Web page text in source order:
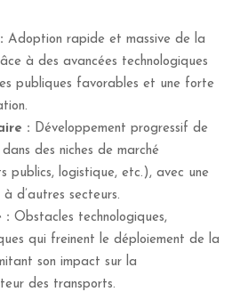
Adoption rapide et massive de la
à des avancées technologiques
publiques favorables et une forte
: Développement progressif de
des niches de marché
publics, logistique, etc.), avec une
d’autres secteurs.
: Obstacles technologiques,
qui freinent le déploiement de la
son impact sur la
des transports.